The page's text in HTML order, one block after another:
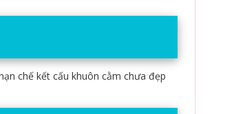
chế kết cấu khuôn cằm chưa đẹp